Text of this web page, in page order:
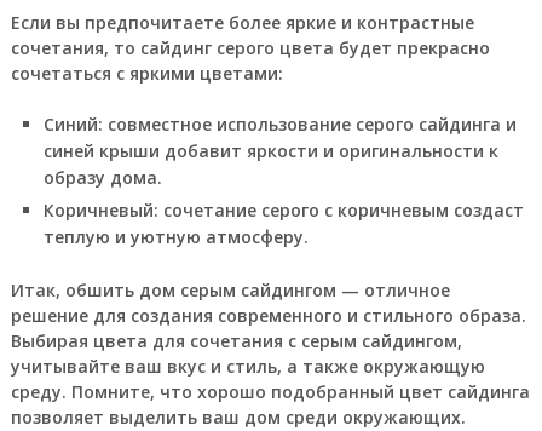
Если вы предпочитаете более яркие и контрастные
сочетания, то сайдинг серого цвета будет прекрасно
сочетаться с яркими цветами:
Синий: совместное использование серого сайдинга и
синей крыши добавит яркости и оригинальности к
образу дома.
Коричневый: сочетание серого с коричневым создаст
теплую и уютную атмосферу.
Итак, обшить дом серым сайдингом — отличное
решение для создания современного и стильного образа.
Выбирая цвета для сочетания с серым сайдингом,
учитывайте ваш вкус и стиль, а также окружающую
среду. Помните, что хорошо подобранный цвет сайдинга
позволяет выделить ваш дом среди окружающих.